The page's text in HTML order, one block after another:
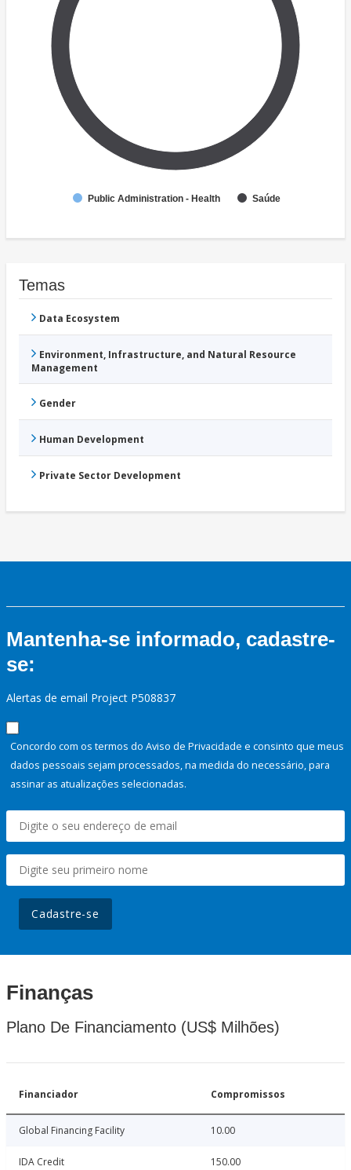
Public Administration - Health Saúde
Temas
Data Ecosystem
Environment, Infrastructure, and Natural Resource
Management
Gender
Human Development
Private Sector Development
Mantenha-se informado, cadastre-
se:
Alertas de email Project P508837
Concordo com os termos do Aviso de Privacidade e consinto que meus
dados pessoais sejam processados, na medida do necessário, para
assinar as atualizações selecionadas.
Cadastre-se
Finanças
Plano De Financiamento (US$ Milhões)
Financiador Compromissos
Global Financing Facility 10.00
IDA Credit 150.00